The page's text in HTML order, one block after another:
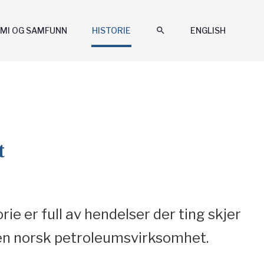
ENGLISH
search
HISTORIE
OG SAMFUNN
er full av hendelser der ting skjer
norsk petroleumsvirksomhet.